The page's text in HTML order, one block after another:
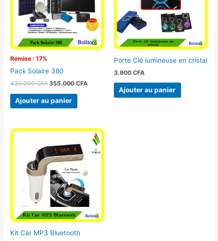
Remise : 17%
Pack Solaire 380
430.000CFA 355.000CFA
Ajouter au panier
Porte Clé lumineuse en cristal
3.900 CFA
Ajouter au panier
Kit Car MP3 Bluetooth